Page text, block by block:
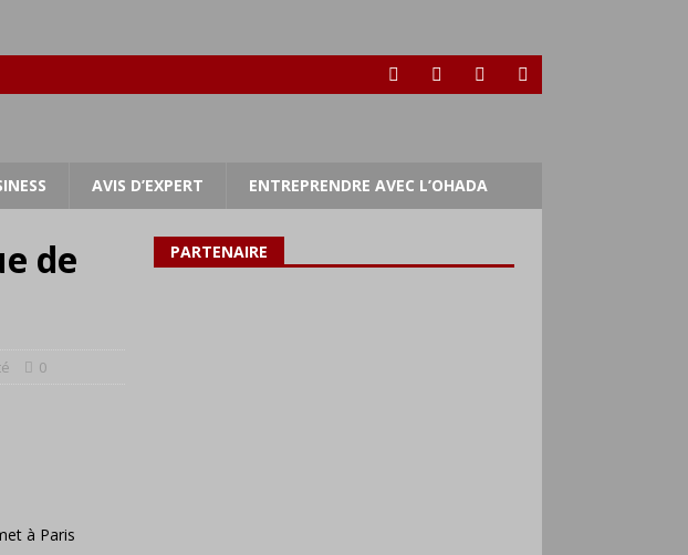
AVIS D’EXPERT ENTREPRENDRE AVEC L’OHADA
de
0
à Paris
PARTENAIRE